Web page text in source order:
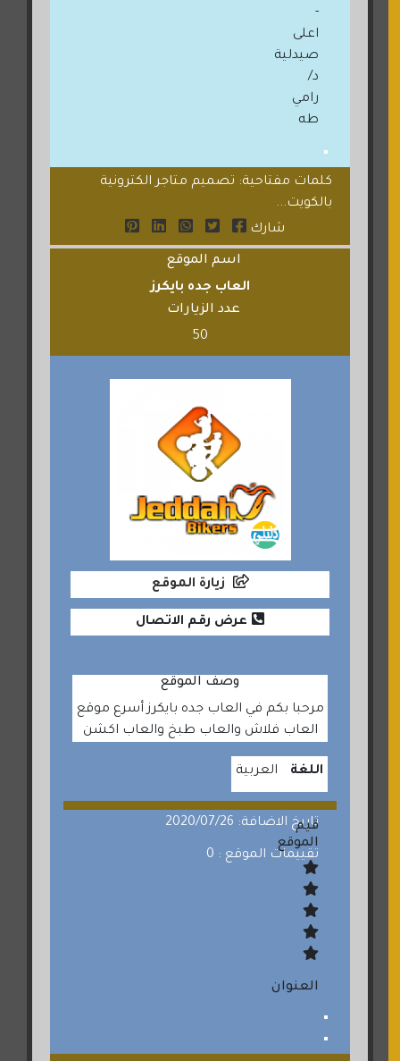
-
اعلى
صيدلية
د/
رامي
طه
كلمات مفتاحية: تصميم متاجر الكترونية
بالكويت...
شارك
اسم الموقع
العاب جده بايكرز
عدد الزيارات
50
زيارة الموقع
عرض رقم الاتصال
وصف الموقع
مرحبا بكم في العاب جده بايكرز أسرع موقع
العاب فلاش والعاب طبخ والعاب اكشن
اللغة العربية
تاريخ الاضافة: 2020/07/26
تقييمات الموقع : 0
قيم
الموقع
العنوان